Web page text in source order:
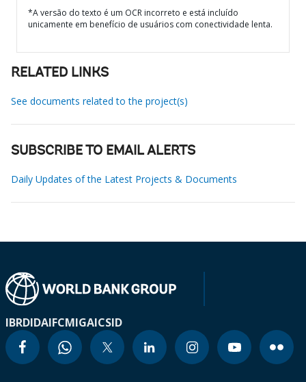
*A versão do texto é um OCR incorreto e está incluído
unicamente em benefício de usuários com conectividade lenta.
RELATED LINKS
See documents related to the project(s)
SUBSCRIBE TO EMAIL ALERTS
Daily Updates of the Latest Projects & Documents
IBRDIDAIFCMIGAICSID